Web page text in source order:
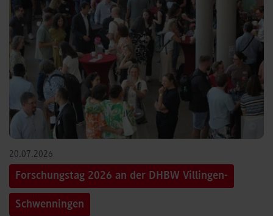
20.07.2026
Forschungstag 2026 an der DHBW Villingen-
Schwenningen